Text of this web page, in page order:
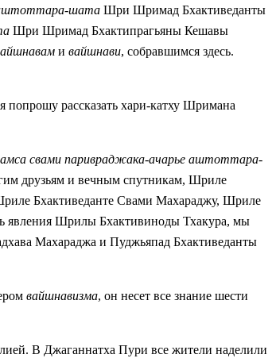
аштоттара-шата Шри Шримад Бхактиведанты
Шри Шримад Бхактипрагьяны Кешавы
и вайшнави, собравшимся здесь.
попрошу рассказать хари-катху Шримана
свами паривраджака-ачарье аштоттара-
друзьям и вечным спутникам, Шриле
Бхактиведанте Свами Махараджу, Шриле
явления Шрилы Бхактивиноды Тхакура, мы
Махараджа и Пуджьяпад Бхактиведанты
вайшнавизма, он несет все знание шести
В Джаганнатха Пури все жители наделили